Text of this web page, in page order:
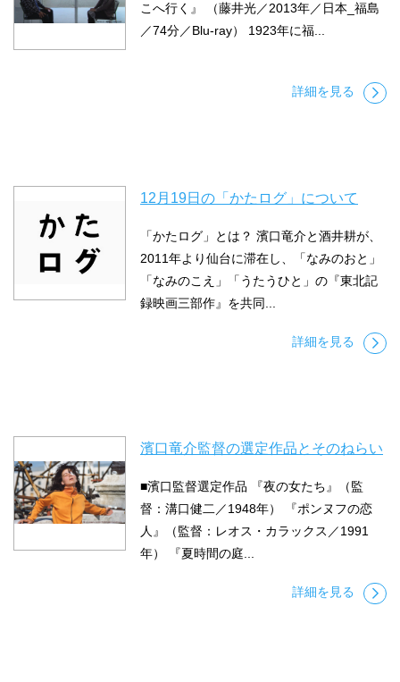
こへ行く』 （藤井光／2013年／日本_福島
／74分／Blu-ray） 1923年に福...
詳細を見る
12月19日の「かたログ」について
「かたログ」とは？ 濱口竜介と酒井耕が、
2011年より仙台に滞在し、「なみのおと」
「なみのこえ」「うたうひと」の『東北記
録映画三部作』を共同...
詳細を見る
濱口竜介監督の選定作品とそのねらい
■濱口監督選定作品 『夜の女たち』（監
督：溝口健二／1948年） 『ポンヌフの恋
人』（監督：レオス・カラックス／1991
年） 『夏時間の庭...
詳細を見る